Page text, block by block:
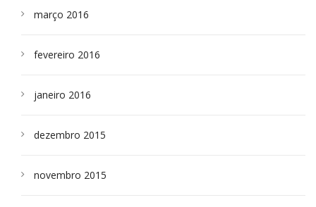
março 2016
fevereiro 2016
janeiro 2016
dezembro 2015
novembro 2015